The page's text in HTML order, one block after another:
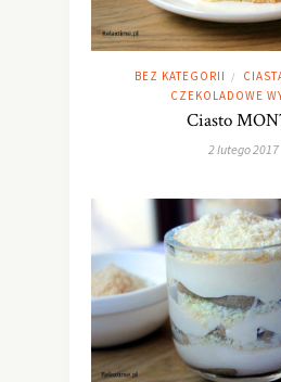
BEZ KATEGORII /
CZEKOLADOWE
Ciasto
2 lutego 2017